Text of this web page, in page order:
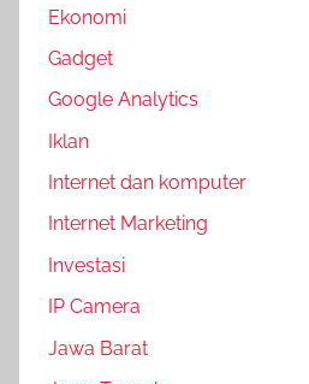
Ekonomi
Gadget
Google Analytics
Iklan
Internet dan komputer
Internet Marketing
Investasi
IP Camera
Jawa Barat